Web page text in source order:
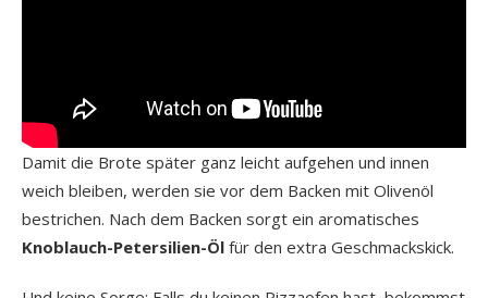
Damit die Brote später ganz leicht aufgehen und innen
weich bleiben, werden sie vor dem Backen mit Olivenöl
bestrichen. Nach dem Backen sorgt ein aromatisches
Knoblauch-Petersilien-Öl für den extra Geschmackskick.